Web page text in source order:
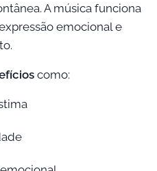
A música funciona
emocional e
como: